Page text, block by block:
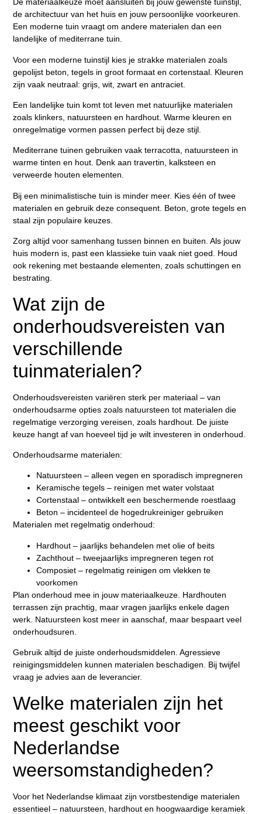
De materiaalkeuze moet aansluiten bij jouw gewenste tuinstijl,
de architectuur van het huis en jouw persoonlijke voorkeuren.
Een moderne tuin vraagt om andere materialen dan een
landelijke of mediterrane tuin.
Voor een moderne tuinstijl kies je strakke materialen zoals
gepolijst beton, tegels in groot formaat en cortenstaal. Kleuren
zijn vaak neutraal: grijs, wit, zwart en antraciet.
Een landelijke tuin komt tot leven met natuurlijke materialen
zoals klinkers, natuursteen en hardhout. Warme kleuren en
onregelmatige vormen passen perfect bij deze stijl.
Mediterrane tuinen gebruiken vaak terracotta, natuursteen in
warme tinten en hout. Denk aan travertin, kalksteen en
verweerde houten elementen.
Bij een minimalistische tuin is minder meer. Kies één of twee
materialen en gebruik deze consequent. Beton, grote tegels en
staal zijn populaire keuzes.
Zorg altijd voor samenhang tussen binnen en buiten. Als jouw
huis modern is, past een klassieke tuin vaak niet goed. Houd
ook rekening met bestaande elementen, zoals schuttingen en
bestrating.
Wat zijn de
onderhoudsvereisten van
verschillende
tuinmaterialen?
Onderhoudsvereisten variëren sterk per materiaal – van
onderhoudsarme opties zoals natuursteen tot materialen die
regelmatige verzorging vereisen, zoals hardhout . De juiste
keuze hangt af van hoeveel tijd je wilt investeren in onderhoud.
Onderhoudsarme materialen:
Natuursteen – alleen vegen en sporadisch impregneren
Keramische tegels – reinigen met water volstaat
Cortenstaal – ontwikkelt een beschermende roestlaag
Beton – incidenteel de hogedrukreiniger gebruiken
Materialen met regelmatig onderhoud:
Hardhout – jaarlijks behandelen met olie of beits
Zachthout – tweejaarlijks impregneren tegen rot
Composiet – regelmatig reinigen om vlekken te
voorkomen
Plan onderhoud mee in jouw materiaalkeuze. Hardhouten
terrassen zijn prachtig, maar vragen jaarlijks enkele dagen
werk. Natuursteen kost meer in aanschaf, maar bespaart veel
onderhoudsuren.
Gebruik altijd de juiste onderhoudsmiddelen. Agressieve
reinigingsmiddelen kunnen materialen beschadigen. Bij twijfel
vraag je advies aan de leverancier.
Welke materialen zijn het
meest geschikt voor
Nederlandse
weersomstandigheden?
Voor het Nederlandse klimaat zijn vorstbestendige materialen
essentieel – natuursteen, hardhout en hoogwaardige keramiek